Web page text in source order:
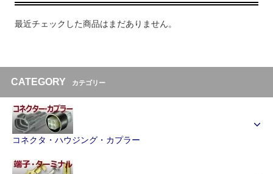
最近チェックした商品はまだありません。
CATEGORY カテゴリー
コネクタ・ハウジング・カプラー